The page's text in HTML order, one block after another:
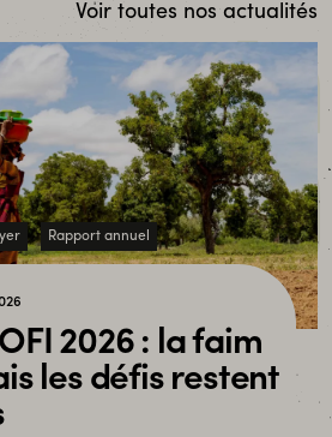
Voir toutes nos actualités
Rapport annuel
2026 : la faim
les défis restent